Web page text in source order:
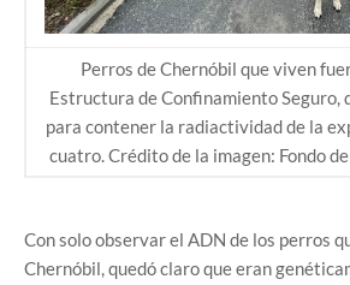
Perros deChernóbil que viven
Estructura de Confinamiento Seguro,
para contener la radiactividad de la
cuatro. Crédito de la imagen: Fondo
Con solo observar el ADN de los perros
Chernóbil, quedó claro que eran